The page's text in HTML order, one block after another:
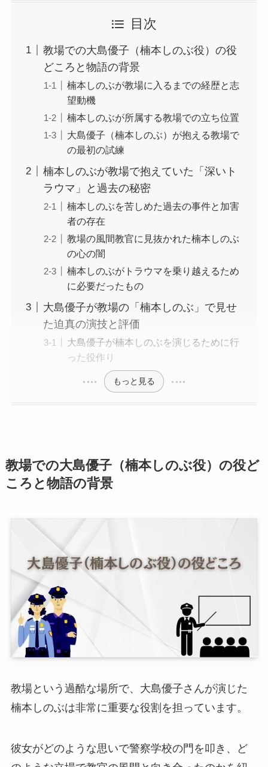
目次
教場での大島優子（楠本しのぶ役）の役
どころと物語の背景
楠本しのぶが教場に入るまでの経歴と志
望動機
楠本しのぶが所属する教場での立ち位置
大島優子（楠本しのぶ）が抱える教場で
の最初の試練
楠本しのぶが教場で抱えていた「深いト
ラウマ」と過去の秘密
楠本しのぶを苦しめた過去の事件と加害
者の存在
教場の風間教官に見抜かれた楠本しのぶ
の心の闇
楠本しのぶがトラウマを乗り越えるため
に必要だったもの
大島優子が教場の「楠本しのぶ」で見せ
た迫真の演技と評価
大島優子が楠本しのぶを演じるために行
った役作り
もっと見る
教場での大島優子（楠本しのぶ役）の役ど
ころと物語の背景
教場という過酷な場所で、大島優子さんが演じた
楠本しのぶは非常に重要な役割を担っています。
彼女がどのような思いで警察学校の門を叩き、ど